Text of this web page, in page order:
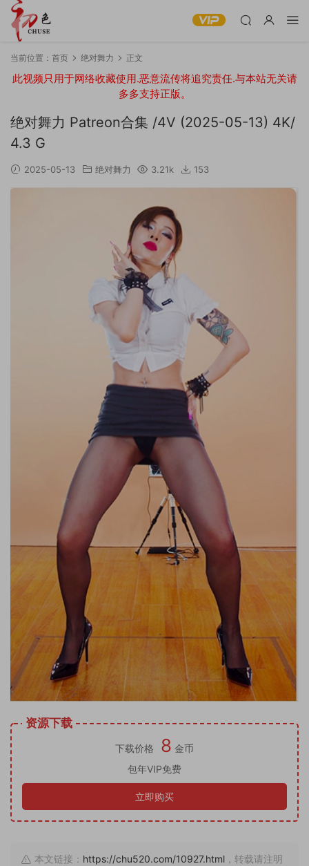
当前位置： 首页 绝对舞力 正文
此视频只用于网络收藏使用.恶意流传将追究责任.与本站无关请
多多支持正版。
绝对舞力 Patreon合集 /4V (2025-05-13) 4K/
4.3 G
2025-05-13 绝对舞力 3.21k 153
资源下载
下载价格 8 金币
包年VIP免费
立即购买
本文链接： https://chu520.com/10927.html ，转载请注明